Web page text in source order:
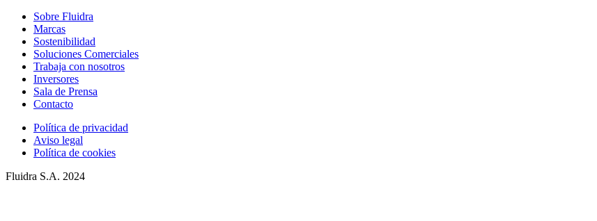
Sobre Fluidra
Marcas
Sostenibilidad
Soluciones Comerciales
Trabaja con nosotros
Inversores
Sala de Prensa
Contacto
Política de privacidad
Aviso legal
Política de cookies
Fluidra S.A. 2024